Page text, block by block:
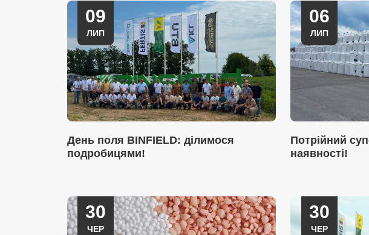
09
ЛИП
День поля BINFIELD: ділимося
подробицями!
06
ЛИП
Потрійний
наявності!
30
ЧЕР
30
ЧЕР